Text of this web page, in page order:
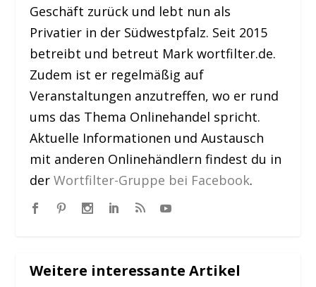
Geschäft zurück und lebt nun als
Privatier in der Südwestpfalz. Seit 2015
betreibt und betreut Mark wortfilter.de.
Zudem ist er regelmäßig auf
Veranstaltungen anzutreffen, wo er rund
ums das Thema Onlinehandel spricht.
Aktuelle Informationen und Austausch
mit anderen Onlinehändlern findest du in
derWortfilter-Gruppe bei Facebook.
Weitere interessante Artikel